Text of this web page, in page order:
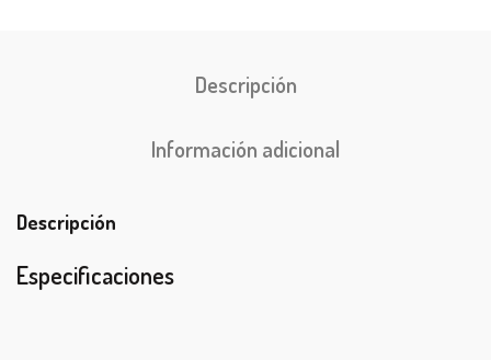
Descripción
Información adicional
Descripción
Especificaciones